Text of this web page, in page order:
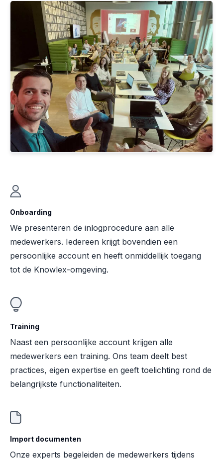
Onboarding
We presenteren de inlogprocedure aan alle
medewerkers. Iedereen krijgt bovendien een
persoonlijke account en heeft onmiddellijk toegang
tot de Knowlex-omgeving.
Training
Naast een persoonlijke account krijgen alle
medewerkers een training. Ons team deelt best
practices, eigen expertise en geeft toelichting rond de
belangrijkste functionaliteiten.
Import documenten
Onze experts begeleiden de medewerkers tijdens